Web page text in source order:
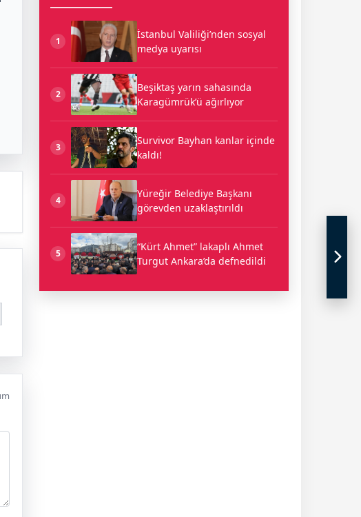
1
İstanbul Valiliği’nden sosyal
medya uyarısı
2
Beşiktaş yarın sahasında
Karagümrük’ü ağırlıyor
3
Survivor Bayhan kanlar içinde
kaldı!
4
Yüreğir Belediye Başkanı
görevden uzaklaştırıldı
5
“Kürt Ahmet” lakaplı Ahmet
Turgut Ankara’da defnedildi